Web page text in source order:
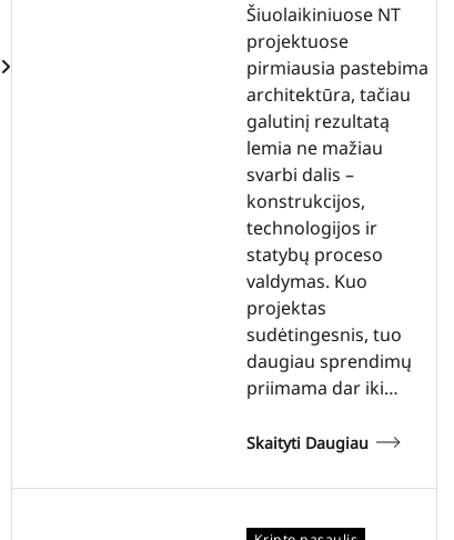
Šiuolaikiniuose NT
projektuose
pirmiausia pastebima
architektūra, tačiau
galutinį rezultatą
lemia ne mažiau
svarbi dalis –
konstrukcijos,
technologijos ir
statybų proceso
valdymas. Kuo
projektas
sudėtingesnis, tuo
daugiau sprendimų
priimama dar iki…
Skaityti Daugiau